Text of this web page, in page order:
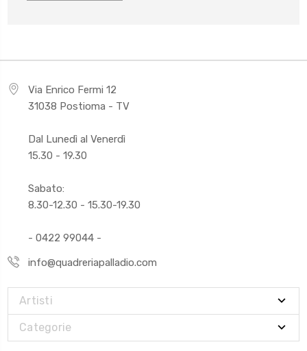
Via Enrico Fermi 12
31038 Postioma - TV
Dal Lunedì al Venerdì
15.30 - 19.30
Sabato:
8.30-12.30 - 15.30-19.30
- 0422 99044 -
info@quadreriapalladio.com
Artisti
Categorie